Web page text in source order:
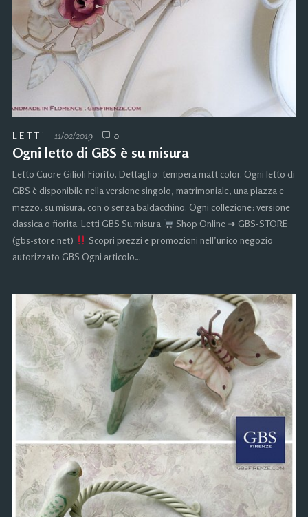
LETTI 11/02/2019 0
Ogni letto di GBS è su misura
Letto Cuore Gilioli Fiorito. Dettaglio: tempera matt color. Ogni letto di
GBS è disponibile nella versione singolo, matrimoniale, una piazza e
mezzo, su misura, con o senza baldacchino. Ogni collezione: versione
classica o fiorita. Letti GBS Su misura
Shop Online ➜ GBS-STORE
(gbs-store.net)
Scopri prezzi e promozioni nell’unico negozio
autorizzato GBS Ogni articolo…